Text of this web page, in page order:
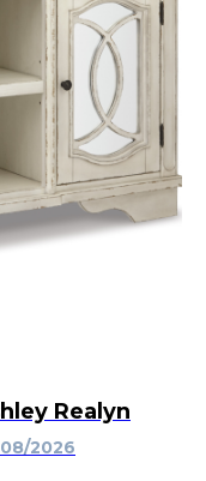
Realyn
2026